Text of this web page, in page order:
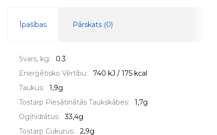
Īpašības Pārskats (0)
Svars, kg:
0.3
Enerģētisko Vērtību:
740 kJ / 175 kcal
Taukus:
1,9g
Tostarp Piesātinātās Taukskābes:
1,7g
Ogļhidrātus:
33,4g
Tostarp Cukurus:
2,9g